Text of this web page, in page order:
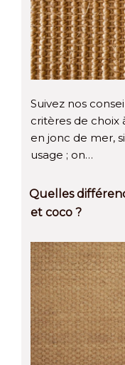
Suivez nos
critères de choix
en jonc de mer,
usage ; on…
Quelles
et coco ?